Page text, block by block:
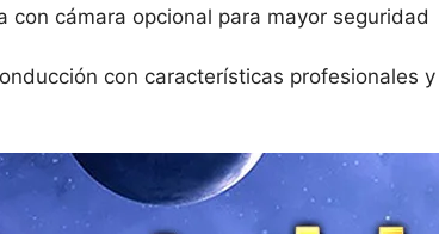
con cámara opcional para mayor seguridad
con características profesionales